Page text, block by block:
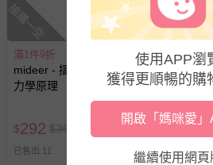
搶購一空
滿1件9折
mideer - 摺紙藝術DIY遊戲組-
力學原理
$292 $360
已售出 11 追蹤
滿1件
香
戲
即將
$
使用APP瀏
獲得更順暢的購
開啟「媽咪愛」
繼續使用網頁